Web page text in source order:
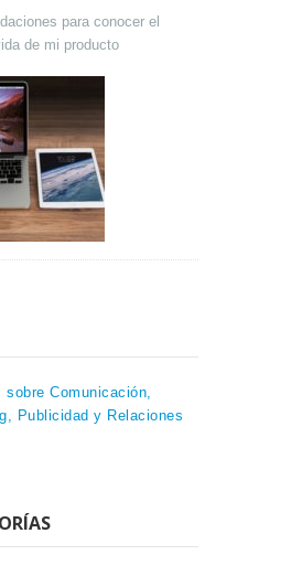
para conocer el
de mi producto
Comunicación,
Publicidad y Relaciones